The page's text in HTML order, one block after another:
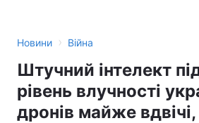
Новини › Війна
Штучний інтелект
рівень влучності
дронів майже